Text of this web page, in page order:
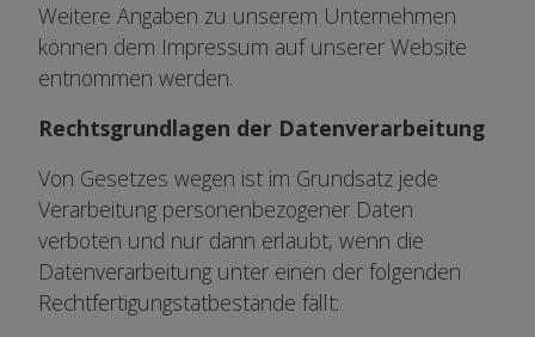
Weitere Angaben zu unserem Unternehmen
können dem Impressum auf unserer Website
entnommen werden.
Rechtsgrundlagen der Datenverarbeitung
Von Gesetzes wegen ist im Grundsatz jede
Verarbeitung personenbezogener Daten
verboten und nur dann erlaubt, wenn die
Datenverarbeitung unter einen der folgenden
Rechtfertigungstatbestände fällt: